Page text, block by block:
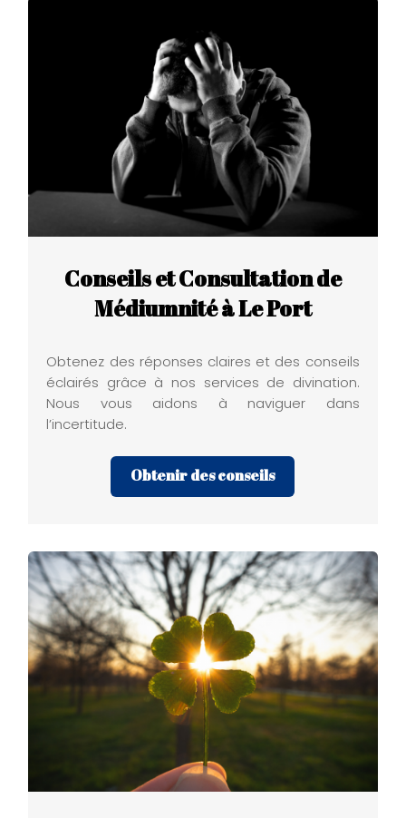
Conseils et Consultation de
Médiumnité à Le Port
Obtenez des réponses claires et des conseils
éclairés grâce à nos services de divination.
Nous vous aidons à naviguer dans
l’incertitude.
Obtenir des conseils